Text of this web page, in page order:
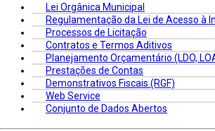
Lei Orgânica Municipal
Regulamentação da Lei de Acesso à
Processos de Licitação
Contratos e Termos Aditivos
Planejamento Orçamentário (LDO,
Prestações de Contas
Demonstrativos Fiscais (RGF)
Web Service
Conjunto de Dados Abertos